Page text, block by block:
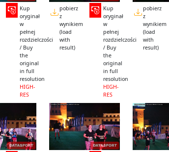
Kup
oryginał
w
pełnej
rozdzielczości
/ Buy
the
original
in full
resolution
HIGH-
RES
pobierz
z
wynikiem
(load
with
result)
Kup
oryginał
w
pełnej
rozdzielczości
/ Buy
the
original
in full
resolution
HIGH-
RES
pobierz
z
wynikiem
(load
with
result)